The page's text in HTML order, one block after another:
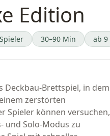
Edition
30–90 Min ab 9
Deckbau-Brettspiel, in dem
zerstörten
Spieler können versuchen,
und Solo-Modus zu